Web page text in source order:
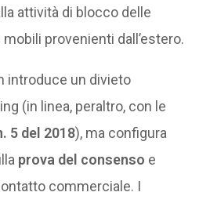
attività di blocco delle
provenienti dall’estero.
introduce un divieto
(in linea, peraltro, con le
5 del 2018), ma configura
prova del consenso e
commerciale. I